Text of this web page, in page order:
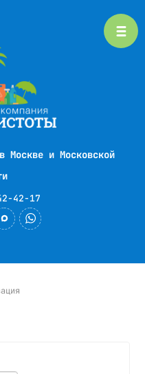
Москве и Московской
42-17